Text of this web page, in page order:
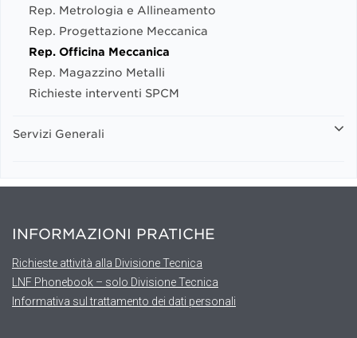
Rep. Metrologia e Allineamento
Rep. Progettazione Meccanica
Rep. Officina Meccanica
Rep. Magazzino Metalli
Richieste interventi SPCM
Servizi Generali
INFORMAZIONI PRATICHE
Richieste attività alla Divisione Tecnica
LNF Phonebook – solo Divisione Tecnica
Informativa sul trattamento dei dati personali